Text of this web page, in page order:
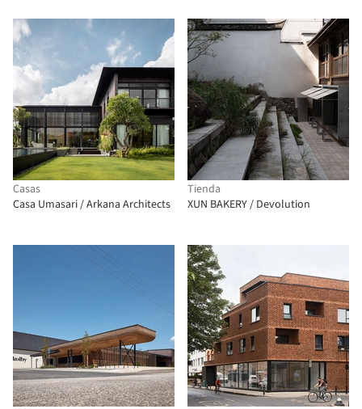
Casas
Casa Umasari / Arkana Architects
Tienda
XUN BAKERY / Devolution